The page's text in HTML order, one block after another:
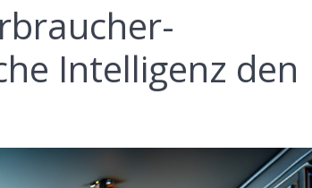
Intelligenz den